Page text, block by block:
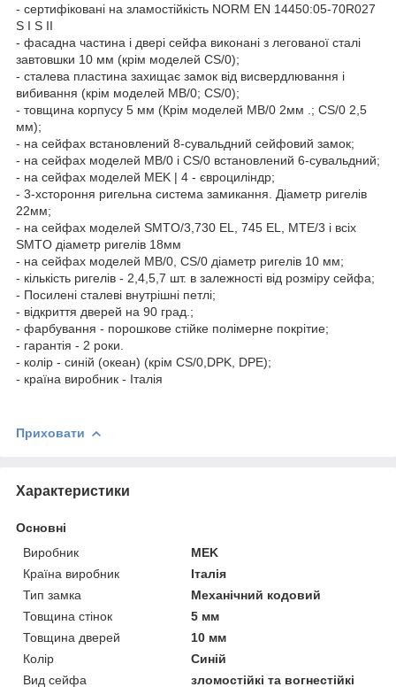
- сертифіковані на зламостійкість NORM EN 14450:05-70R027
S І S II
- фасадна частина і двері сейфа виконані з легованої сталі
завтовшки 10 мм (крім моделей CS/0);
- сталева пластина захищає замок від висвердлювання і
вибивання (крім моделей МВ/0; CS/0);
- товщина корпусу 5 мм (Крім моделей МВ/0 2мм .; CS/0 2,5
мм);
- на сейфах встановлений 8-сувальдний сейфовий замок;
- на сейфах моделей МВ/0 і CS/0 встановлений 6-сувальдний;
- на сейфах моделей MEK | 4 - євроциліндр;
- 3-хстороння ригельна система замикання. Діаметр ригелів
22мм;
- на сейфах моделей SMTO/3,730 EL, 745 EL, МТЕ/3 і всіх
SMTO діаметр ригелів 18мм
- на сейфах моделей МВ/0, CS/0 діаметр ригелів 10 мм;
- кількість ригелів - 2,4,5,7 шт. в залежності від розміру сейфа;
- Посилені сталеві внутрішні петлі;
- відкриття дверей на 90 град.;
- фарбування - порошкове стійке полімерне покрітие;
- гарантія - 2 роки.
- колір - синій (океан) (крім CS/0,DPK, DPE);
- країна виробник - Італія
Приховати
Характеристики
Основні
Виробник
MEK
Країна виробник
Італія
Тип замка
Механічний кодовий
Товщина стінок
5 мм
Товщина дверей
10 мм
Колір
Синій
Вид сейфа
зломостійкі та вогнестійкі